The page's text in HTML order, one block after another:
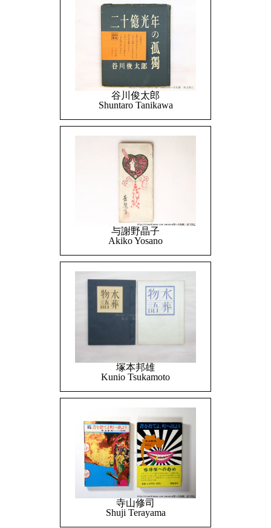
谷川俊太郎
Shuntaro Tanikawa
与謝野晶子
Akiko Yosano
塚本邦雄
Kunio Tsukamoto
寺山修司
Shuji Terayama